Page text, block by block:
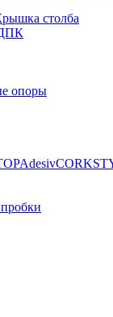
столба
опоры
Adesiv